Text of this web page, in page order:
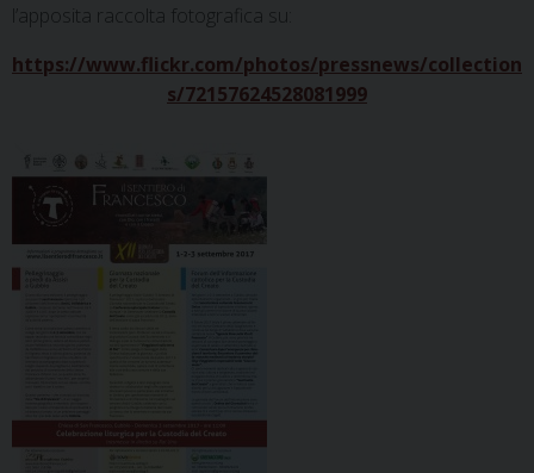
l’apposita raccolta fotografica su:
https://www.flickr.com/photos/pressnews/collection
s/72157624528081999